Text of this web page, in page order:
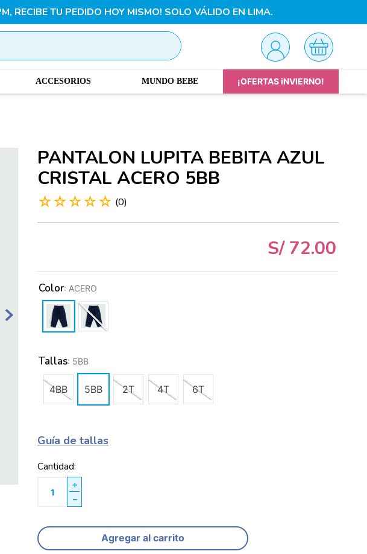
RECIBE TU PEDIDO HOY MISMO! SOLO VÁLIDO EN LIMA.
ACCESORIOS MUNDO BEBE ¡OFERTAS iNVIERNO!
PANTALON LUPITA BEBITA AZUL
CRISTAL ACERO 5BB
☆☆☆☆☆ (0)
S/ 72.00
Tallas: 5BB
4BB 5BB 2T 4T 6T
Color: ACERO
Guía de tallas
Cantidad
＋
－
Agregar al carrito